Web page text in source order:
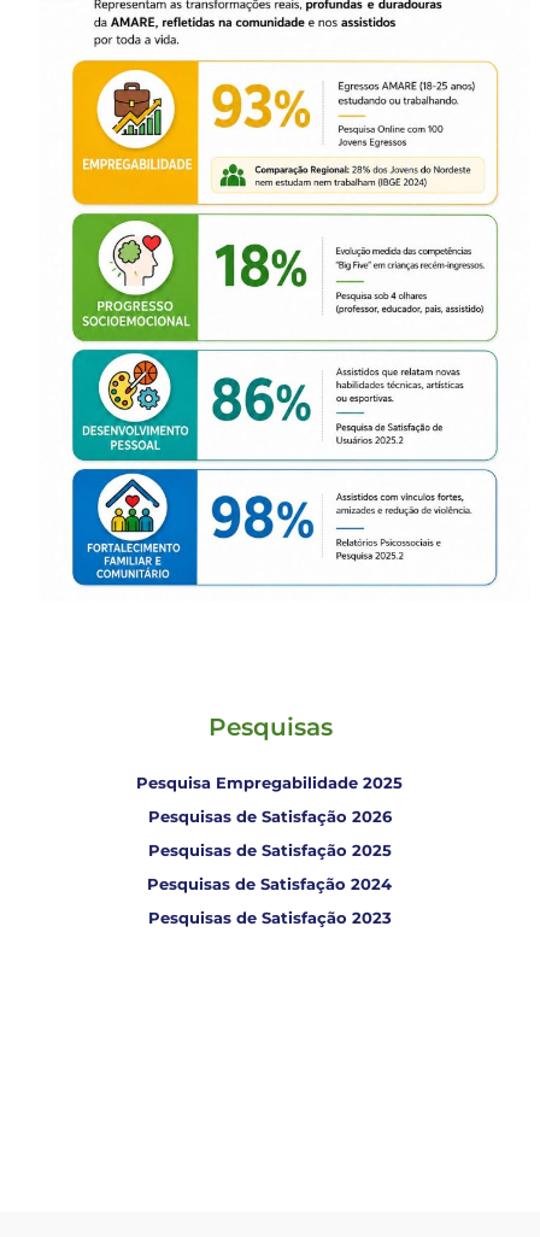
Pesquisas
Pesquisa Empregabilidade 2025
Pesquisas de Satisfação 2026
Pesquisas de Satisfação 2025
Pesquisas de Satisfação 2024
Pesquisas de Satisfação 2023